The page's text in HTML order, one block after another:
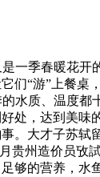
一季春暖花
们“游”上餐桌
质、温度都
处，达到美
。大才子苏
贵州造价员
够的营养，